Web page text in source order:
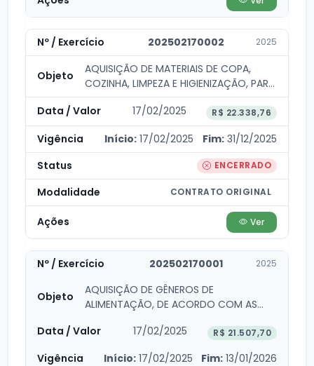
202502170002 2025
AQUISIÇÃO DE MATERIAIS DE COPA,
COZINHA, LIMPEZA E HIGIENIZAÇÃO, PARA
ATENDER AS...
17/02/2025
R$ 22.338,76
Início:17/02/2025 Fim: 31/12/2025
ENCERRADO
CONTRATO ORIGINAL
Ver
202502170001 2025
AQUISIÇÃO DE GÊNEROS DE
ALIMENTAÇÃO, DE ACORDO COM AS
17/02/2025
R$ 21.507,70
Início:17/02/2025 Fim: 13/01/2026